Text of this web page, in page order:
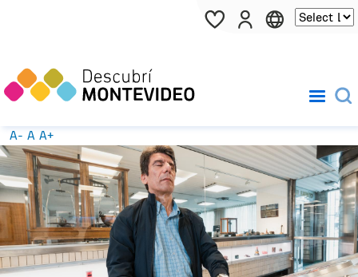
Pasar al contenido principal
A- A A+